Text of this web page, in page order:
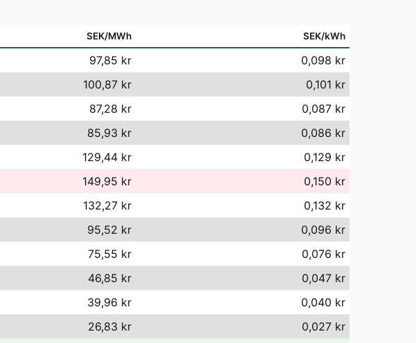
SEK/MWh SEK/kWh
97,85 kr
0,098 kr
100,87 kr
0,101 kr
87,28 kr
0,087 kr
85,93 kr
0,086 kr
129,44 kr
0,129 kr
149,95 kr
0,150 kr
132,27 kr
0,132 kr
95,52 kr
0,096 kr
75,55 kr
0,076 kr
46,85 kr
0,047 kr
39,96 kr
0,040 kr
26,83 kr
0,027 kr